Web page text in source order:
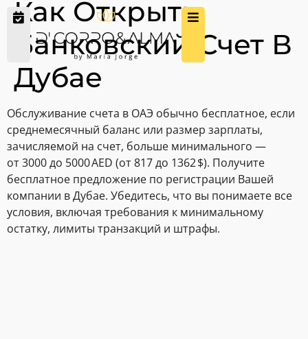
Как Открыть
Банковский Счет В
Дубае
Обслуживание счета в ОАЭ обычно бесплатное, если
среднемесячный баланс или размер зарплаты,
зачисляемой на счет, больше минимального —
от 3000 до 5000 AED (от 817 до 1362 $). Получите
бесплатное предложение по регистрации Вашей
компании в Дубае. Убедитесь, что вы понимаете все
условия, включая требования к минимальному
остатку, лимиты транзакций и штрафы.